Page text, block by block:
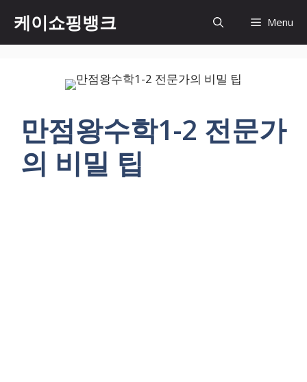
content
케이쇼핑뱅크 Menu
만점왕수학1-2 전문가
의 비밀 팁